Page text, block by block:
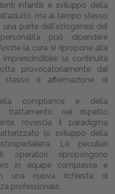
infantili e sviluppo della
ma al tempo stesso
parte dell'eziogenesi del
può dipendere
la cura si ripropone alla
la continuità
provocatoriamente dai
è affermazione di
compliance e della
trattamento, nel rispetto
rovescia il paradigma
lo sviluppo della
Le peculiari
operatori ripropongono
in équipe complesse e
una nuova richiesta di
professionale.